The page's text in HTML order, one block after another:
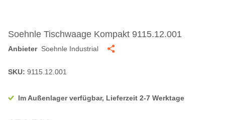
Soehnle Tischwaage Kompakt 9115.12.001
Anbieter Soehnle Industrial
SKU: 9115.12.001
Im Außenlager verfügbar, Lieferzeit 2-7 Werktage